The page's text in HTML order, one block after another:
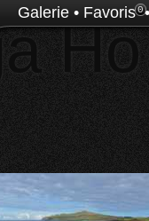
Galerie • Favoris0